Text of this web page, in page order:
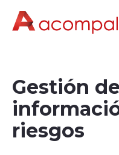
Gestión
riesgos